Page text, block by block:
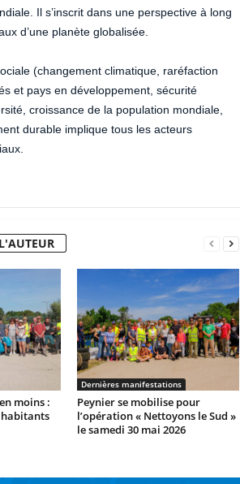
Il s’inscrit dans une perspective à long
d’une planète globalisée.
(changement climatique, raréfaction
et pays en développement, sécurité
croissance de la population mondiale,
durable implique tous les acteurs
moins :
habitants
Dernières manifestations
Peynier se mobilise pour
l’opération « Nettoyons le Sud »
le samedi 30 mai 2026